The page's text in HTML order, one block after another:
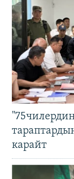
карайт